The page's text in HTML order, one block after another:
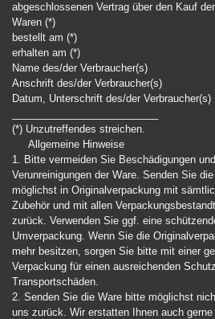
abgeschlossenen Vertrag über den Kauf
Waren (*)
bestellt am (*)
erhalten am (*)
Name des/der Verbraucher(s)
Anschrift des/der Verbraucher(s)
Datum, Unterschrift des/der Verbraucher(s)
(*) Unzutreffendes streichen.
Allgemeine Hinweise
1. Bitte vermeiden Sie Beschädigungen und
Verunreinigungen der Ware. Senden Sie
möglichst in Originalverpackung mit
Zubehör und mit allen
zurück. Verwenden Sie ggf. eine
Umverpackung. Wenn Sie die
mehr besitzen, sorgen Sie bitte mit einer
Verpackung für einen ausreichenden
Transportschäden.
2. Senden Sie die Ware bitte möglichst
uns zurück. Wir erstatten Ihnen auch